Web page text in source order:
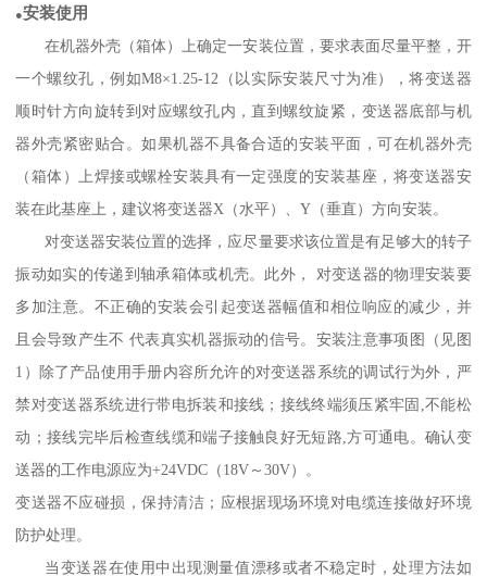
●安装使用
在机器外壳（箱体）上确定一安装位置，要求表面尽量平整，开
一个螺纹孔，例如M8×1.25-12（以实际安装尺寸为准），将变送器
顺时针方向旋转到对应螺纹孔内，直到螺纹旋紧，变送器底部与机
器外壳紧密贴合。如果机器不具备合适的安装平面，可在机器外壳
（箱体）上焊接或螺栓安装具有一定强度的安装基座，将变送器安
装在此基座上，建议将变送器X（水平）、Y（垂直）方向安装。
对变送器安装位置的选择，应尽量要求该位置是有足够大的转子
振动如实的传递到轴承箱体或机壳。此外， 对变送器的物理安装要
多加注意。不正确的安装会引起变送器幅值和相位响应的减少，并
且会导致产生不 代表真实机器振动的信号。安装注意事项图（见图
1）除了产品使用手册内容所允许的对变送器系统的调试行为外，严
禁对变送器系统进行带电拆装和接线；接线终端须压紧牢固,不能松
动；接线完毕后检查线缆和端子接触良好无短路,方可通电。确认变
送器的工作电源应为+24VDC（18V～30V）。
变送器不应碰损，保持清洁；应根据现场环境对电缆连接做好环境
防护处理。
当变送器在使用中出现测量值漂移或者不稳定时，处理方法如